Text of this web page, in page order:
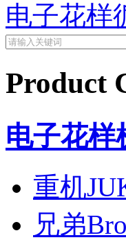
电子花样
Product
电子花样
重机
兄弟